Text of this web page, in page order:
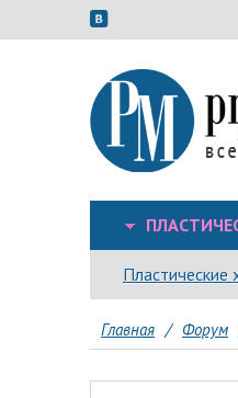
Пластические
Главная / Форум